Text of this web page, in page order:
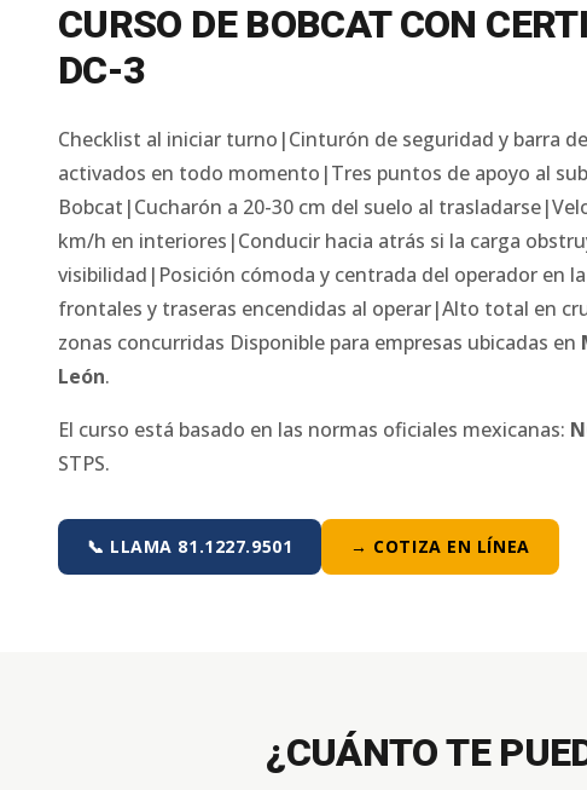
CURSO DE BOBCAT CON
DC-3
Checklist al iniciar turno|Cinturón de seguridad y barra
activados en todo momento|Tres puntos de apoyo al
Bobcat|Cucharón a 20-30 cm del suelo al
km/h en interiores|Conducir hacia atrás si la carga
visibilidad|Posición cómoda y centrada del operador en
frontales y traseras encendidas al operar|Alto total en
zonas concurridas Disponible para empresas ubicadas en
León.
El curso está basado en las normas oficiales mexicanas:
STPS.
📞 LLAMA 81.1227.9501 → COTIZA EN LÍNEA
¿CUÁNTO TE